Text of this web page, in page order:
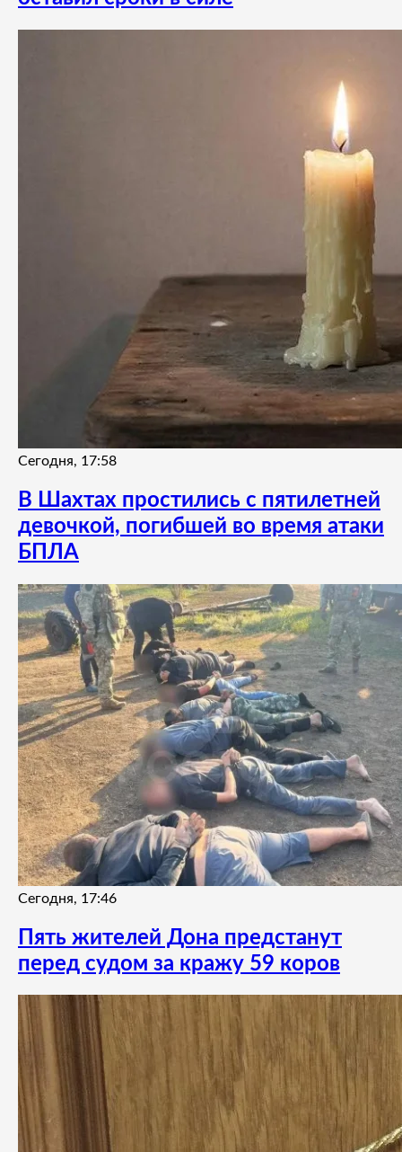
Сегодня, 17:58
В Шахтах простились с пятилетней
девочкой, погибшей во время атаки
БПЛА
Сегодня, 17:46
Пять жителей Дона предстанут
перед судом за кражу 59 коров